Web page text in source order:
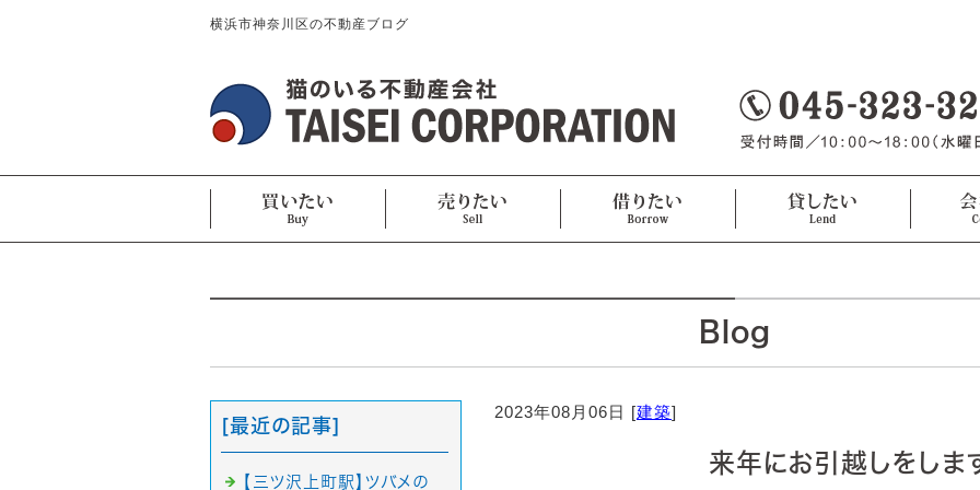
横浜市神奈川区の不動産ブログ
Blog
2023年08月06日 [建築]
来年にお引越しをし
[最近の記事]
【三ツ沢上町駅】ツバメの